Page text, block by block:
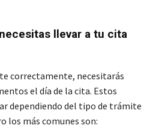
llevar a tu cita
correctamente, necesitarás
el día de la cita. Estos
dependiendo del tipo de trámite
los más comunes son: